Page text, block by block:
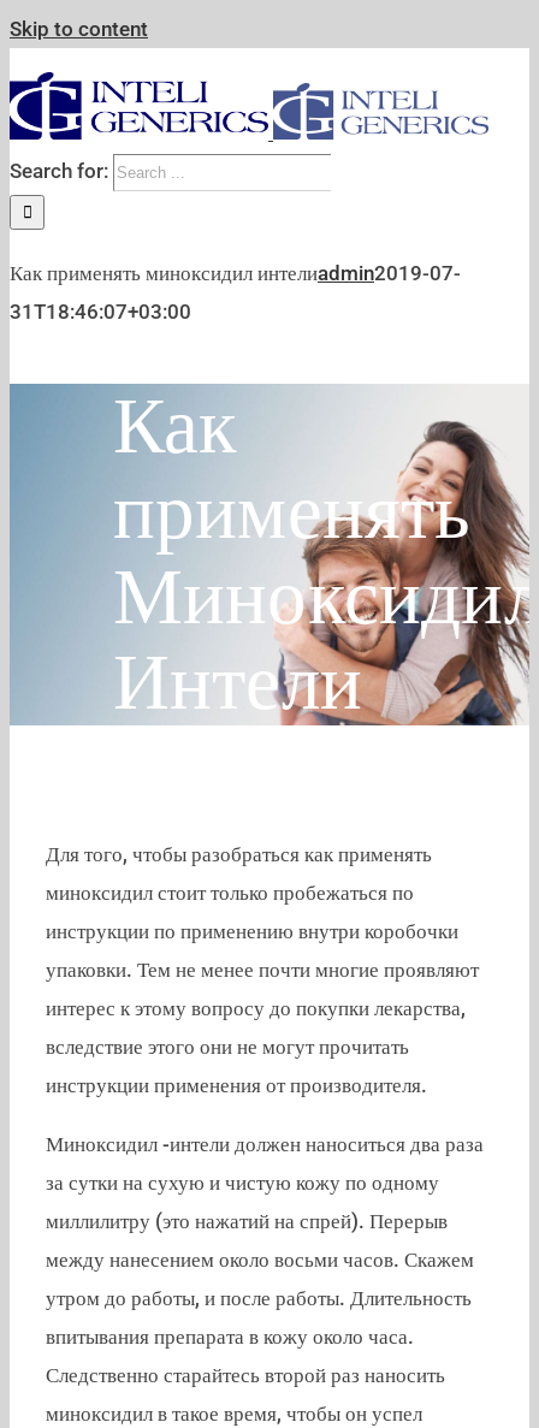
Skip to content
Search for:
Как применять миноксидил интелиadmin2019-07-
31T18:46:07+03:00
Как
применять
Интели
Для того, чтобы разобраться как применять
миноксидил стоит только пробежаться по
инструкции по применению внутри коробочки
упаковки. Тем не менее почти многие проявляют
интерес к этому вопросу до покупки лекарства,
вследствие этого они не могут прочитать
инструкции применения от производителя.
Миноксидил -интели должен наноситься два раза
за сутки на сухую и чистую кожу по одному
миллилитру (это нажатий на спрей). Перерыв
между нанесением около восьми часов. Скажем
утром до работы, и после работы. Длительность
впитывания препарата в кожу около часа.
Следственно старайтесь второй раз наносить
миноксидил в такое время, чтобы он успел